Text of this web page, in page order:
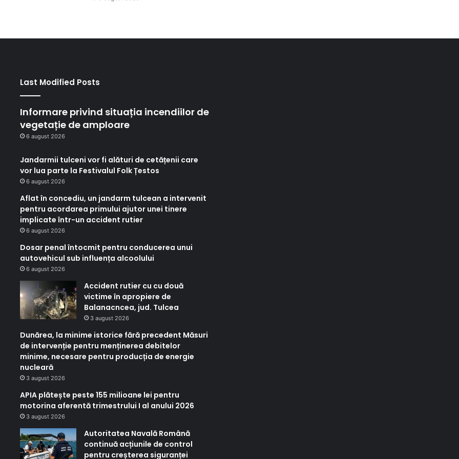
Last Modified Posts
Informare privind situația incendiilor de
vegetație de amploare
6 august 2026
Jandarmii tulceni vor fi alături de cetățenii care
vor lua parte la Festivalul Folk Țestos
6 august 2026
Aflat în concediu, un jandarm tulcean a intervenit
pentru acordarea primului ajutor unei tinere
implicate într-un accident rutier
6 august 2026
Dosar penal întocmit pentru conducerea unui
autovehicul sub influența alcoolului
6 august 2026
Accident rutier cu cu două
victime în apropiere de
Balanacncea, jud. Tulcea
3 august 2026
Dunărea, la minime istorice fără precedent Măsuri
de intervenție pentru menținerea debitelor
minime, necesare pentru producția de energie
nucleară
3 august 2026
APIA plătește peste 155 milioane lei pentru
motorina aferentă trimestrului I al anului 2026
3 august 2026
Autoritatea Navală Română
continuă acțiunile de control
pentru creșterea siguranței